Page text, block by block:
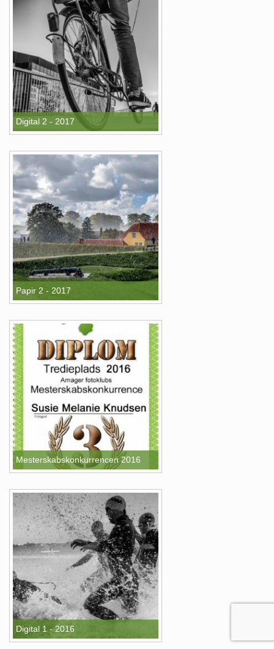
Digital 2 - 2017
Papir 2 - 2017
Mesterskabskonkurrencen 2016
Digital 1 - 2016